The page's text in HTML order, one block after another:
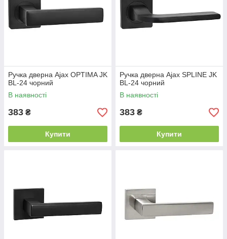
Ручка дверна Ajax OPTIMA JK
BL-24 чорний
В наявності
383 ₴
Купити
Ручка дверна Ajax SPLINE JK
BL-24 чорний
В наявності
383 ₴
Купити